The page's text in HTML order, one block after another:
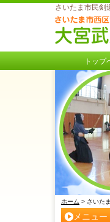
さいたま市民剣
トップ
ホーム > さいた
メニュー